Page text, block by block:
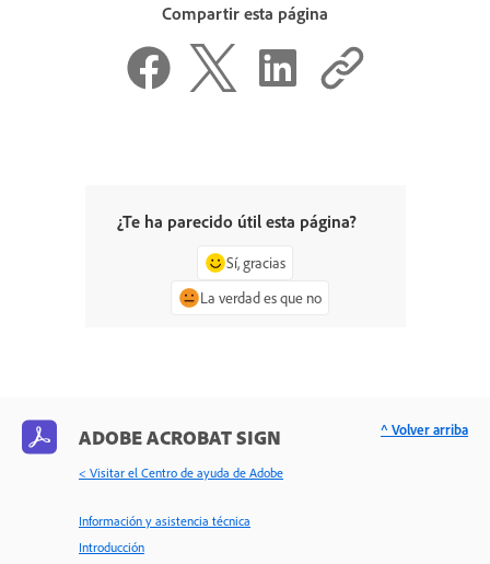
Compartir esta página
¿Te ha parecido útil esta página?
Sí, gracias
La verdad es que no
ADOBE ACROBAT SIGN
< Visitar el Centro de ayuda de Adobe
Información y asistencia técnica
Introducción
^ Volver arriba